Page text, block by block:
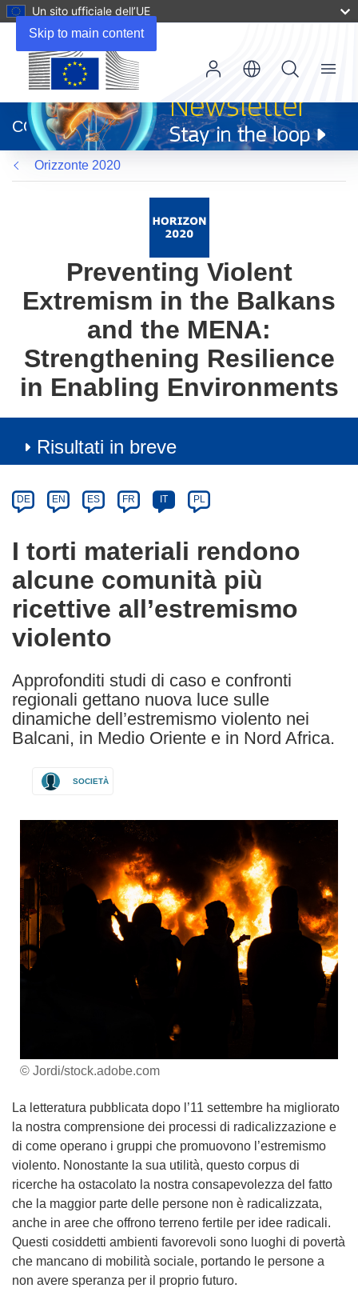
Skip to main content
Un sito ufficiale dell’UE
apre
in
una
nuova
finestra)
CORDIS
Menu
Orizzonte 2020
Preventing Violent
Extremism in the Balkans
and the MENA:
Strengthening Resilience
in Enabling Environments
Risultati in breve
Category
Article
available
the
following
languages:
DE EN ES FR IT PL
I torti materiali rendono
alcune comunità più
ricettive all’estremismo
violento
Approfonditi studi di caso e confronti
regionali gettano nuova luce sulle
dinamiche dell’estremismo violento nei
Balcani, in Medio Oriente e in Nord Africa.
SOCIETÀ
© Jordi/stock.adobe.com
La letteratura pubblicata dopo l’11 settembre ha migliorato
la nostra comprensione dei processi di radicalizzazione e
di come operano i gruppi che promuovono l’estremismo
violento. Nonostante la sua utilità, questo corpus di
ricerche ha ostacolato la nostra consapevolezza del fatto
che la maggior parte delle persone non è radicalizzata,
anche in aree che offrono terreno fertile per idee radicali.
Questi cosiddetti ambienti favorevoli sono luoghi di povertà
che mancano di mobilità sociale, portando le persone a
non avere speranza per il proprio futuro.